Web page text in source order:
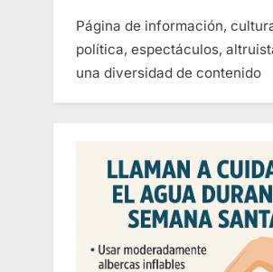
Página de información,
política, espectáculos,
una diversidad de contenido